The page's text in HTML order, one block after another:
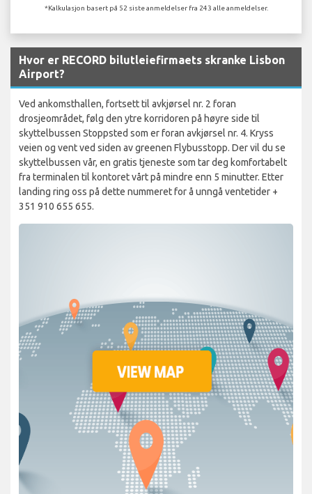
*Kalkulasjon basert på 52 siste anmeldelser fra 243 alle anmeldelser.
Hvor er RECORD bilutleiefirmaets skranke Lisbon
Airport?
Ved ankomsthallen, fortsett til avkjørsel nr. 2 foran
drosjeområdet, følg den ytre korridoren på høyre side til
skyttelbussen Stoppsted som er foran avkjørsel nr. 4. Kryss
veien og vent ved siden av greenen Flybusstopp. Der vil du se
skyttelbussen vår, en gratis tjeneste som tar deg komfortabelt
fra terminalen til kontoret vårt på mindre enn 5 minutter. Etter
landing ring oss på dette nummeret for å unngå ventetider +
351 910 655 655.